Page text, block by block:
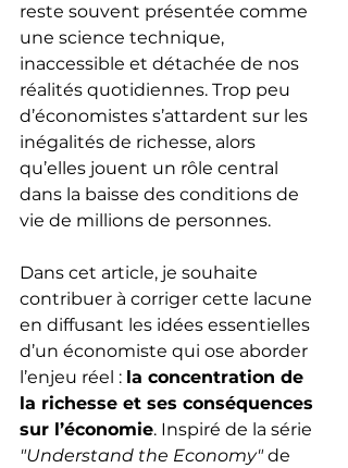
reste souvent présentée comme
une science technique,
inaccessible et détachée de nos
réalités quotidiennes. Trop peu
d’économistes s’attardent sur les
inégalités de richesse, alors
qu’elles jouent un rôle central
dans la baisse des conditions de
vie de millions de personnes.
Dans cet article, je souhaite
contribuer à corriger cette lacune
en diffusant les idées essentielles
d’un économiste qui ose aborder
l’enjeu réel : la concentration de
la richesse et ses conséquences
sur l’économie. Inspiré de la série
"Understand the Economy" de